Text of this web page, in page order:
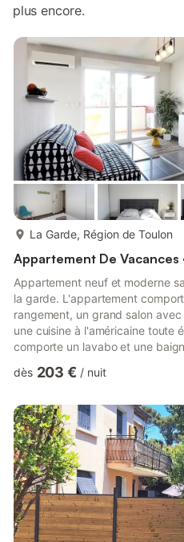
plus encore.
La Garde, Région de Toulon
Appartement De Vacances
Appartement neuf et moderne
la garde. L'appartement
rangement, un grand salon
une cuisine à l'américaine toute
comporte un lavabo et une
permettra de profiter de la vue
climatisation. Un lave linge et
votre disposition.Vous avez
rési...
dès 203 € / nuit